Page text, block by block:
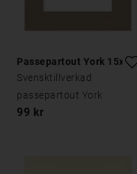
Passepartout York 15x21
Svensktillverkad
passepartout York
99 kr